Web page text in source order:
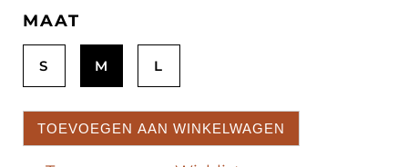
MAAT
S M L
TOEVOEGEN AAN WINKELWAGEN